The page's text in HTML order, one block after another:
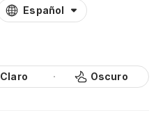
Español
Claro Oscuro